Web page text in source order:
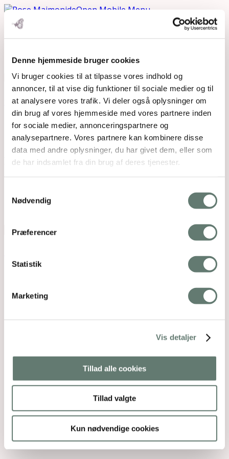
Denne hjemmeside bruger cookies
Vi bruger cookies til at tilpasse vores indhold og
annoncer, til at vise dig funktioner til sociale medier og til
at analysere vores trafik. Vi deler også oplysninger om
din brug af vores hjemmeside med vores partnere inden
for sociale medier, annonceringspartnere og
analysepartnere. Vores partnere kan kombinere disse
data med andre oplysninger, du har givet dem, eller som
de har indsamlet fra din brug af deres tjenester.
Nødvendig
Præferencer
Statistik
Marketing
Vis detaljer
Tillad alle cookies
Tillad valgte
Kun nødvendige cookies
Open Mobile Menu
Kofri Stjernemenu
Downloads :full (663x921)|medium (216x300)|
thumbnail (150x150)
rose@rosemaimonide.com |
Handelsbetingelser
Copyright 2026 – Rose Maimonide. All Rights